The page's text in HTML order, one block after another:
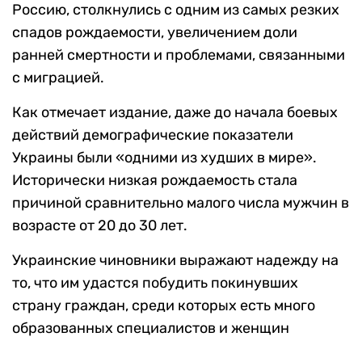
Россию, столкнулись с одним из самых резких
спадов рождаемости, увеличением доли
ранней смертности и проблемами, связанными
с миграцией.
Как отмечает издание, даже до начала боевых
действий демографические показатели
Украины были «одними из худших в мире».
Исторически низкая рождаемость стала
причиной сравнительно малого числа мужчин в
возрасте от 20 до 30 лет.
Украинские чиновники выражают надежду на
то, что им удастся побудить покинувших
страну граждан, среди которых есть много
образованных специалистов и женщин